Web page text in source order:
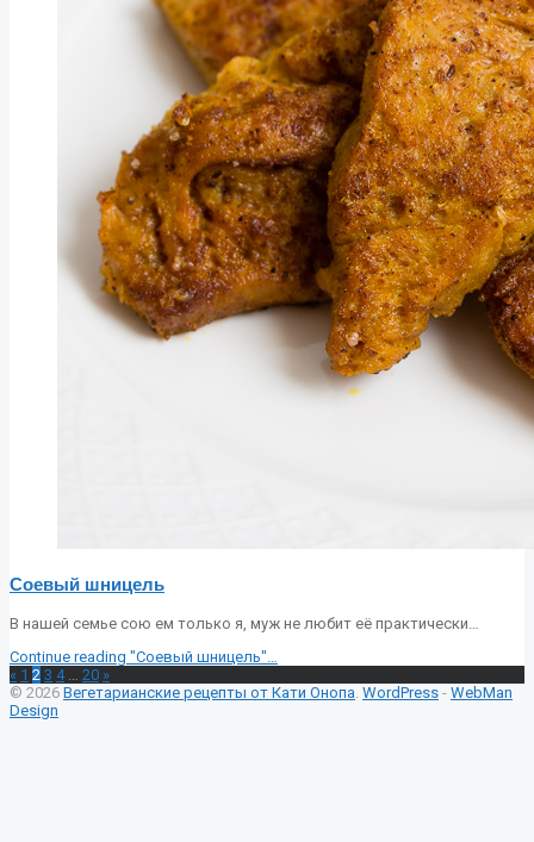
Соевый шницель
В нашей семье сою ем только я, муж не любит её практически…
Continue reading "Соевый шницель"…
« 1 2 3 4 … 20 »
© 2026 Вегетарианские рецепты от Кати Онопа. WordPress - WebMan
Design